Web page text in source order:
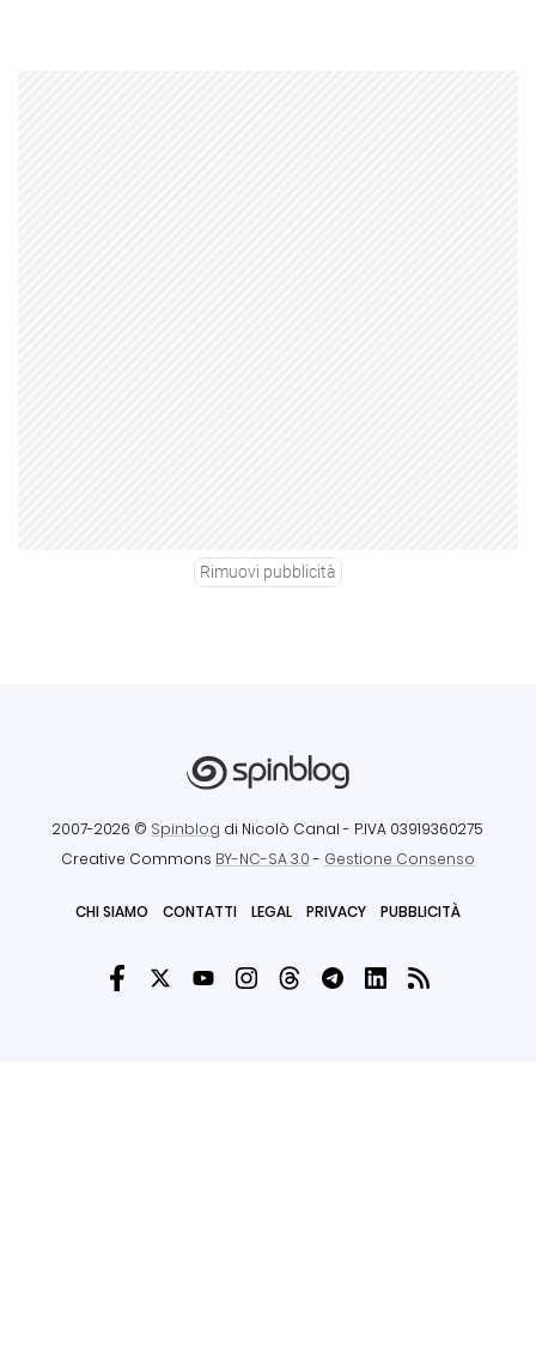
Rimuovi pubblicità
2007-2026 © Spinblog di Nicolò Canal - P.IVA 03919360275
Creative Commons BY-NC-SA 3.0- Gestione Consenso
CHI SIAMO CONTATTI LEGAL PRIVACY PUBBLICITÀ